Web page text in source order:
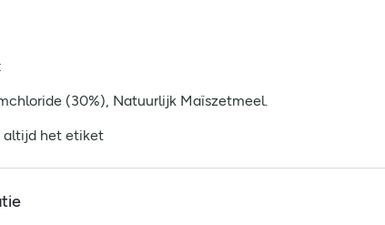
(30%), Natuurlijk Maïszetmeel.
altijd het etiket